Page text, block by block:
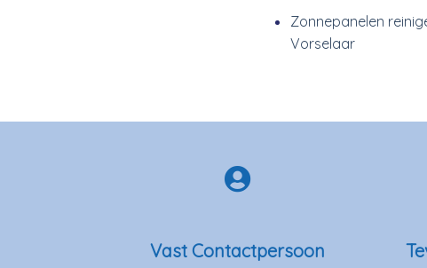
Zonnepanelen
Vorselaar
Vast Contactpersoon